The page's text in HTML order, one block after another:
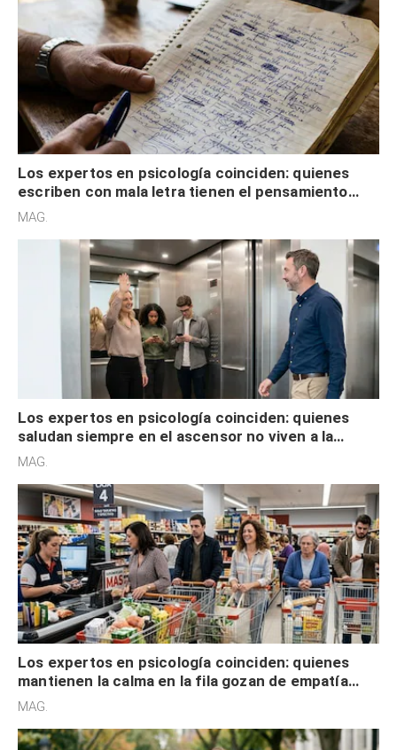
Los expertos en psicología coinciden: quienes
escriben con mala letra tienen el pensamiento
acelerado y no lo hacen por desinterés
MAG.
Los expertos en psicología coinciden: quienes
saludan siempre en el ascensor no viven a la
defensiva y tienen apertura social
MAG.
Los expertos en psicología coinciden: quienes
mantienen la calma en la fila gozan de empatía
cognitiva, gratitud y no solo tienen autocontrol
MAG.